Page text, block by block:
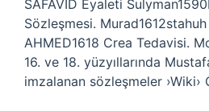
SAFAVID Eyaleti
Sözleşmesi.
AHMED1618 Crea Tedavisi.
16. ve 18. yüzyıllarında
imzalanan sözleşmeler ›Wiki›